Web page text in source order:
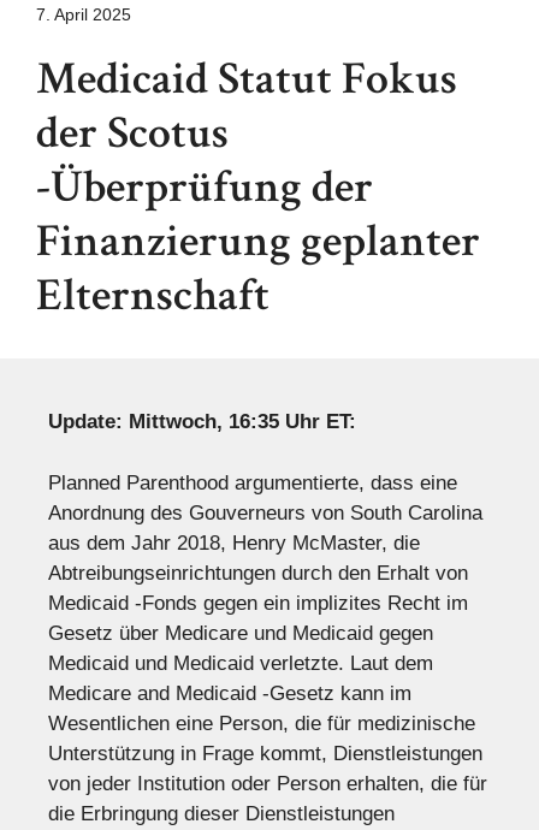
7. April 2025
Medicaid Statut Fokus
der Scotus
-Überprüfung der
Finanzierung geplanter
Elternschaft
Update: Mittwoch, 16:35 Uhr ET:
Planned Parenthood argumentierte, dass eine
Anordnung des Gouverneurs von South Carolina
aus dem Jahr 2018, Henry McMaster, die
Abtreibungseinrichtungen durch den Erhalt von
Medicaid -Fonds gegen ein implizites Recht im
Gesetz über Medicare und Medicaid gegen
Medicaid und Medicaid verletzte. Laut dem
Medicare and Medicaid -Gesetz kann im
Wesentlichen eine Person, die für medizinische
Unterstützung in Frage kommt, Dienstleistungen
von jeder Institution oder Person erhalten, die für
die Erbringung dieser Dienstleistungen